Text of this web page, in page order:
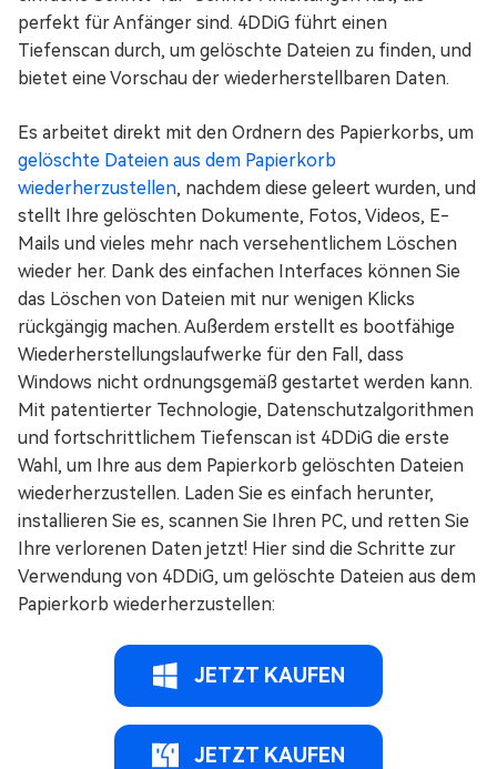
perfekt für Anfänger sind. 4DDiG führt einen
Tiefenscan durch, um gelöschte Dateien zu finden, und
bietet eine Vorschau der wiederherstellbaren Daten.
Es arbeitet direkt mit den Ordnern des Papierkorbs, um
gelöschte Dateien aus dem Papierkorb
wiederherzustellen, nachdem diese geleert wurden, und
stellt Ihre gelöschten Dokumente, Fotos, Videos, E-
Mails und vieles mehr nach versehentlichem Löschen
wieder her. Dank des einfachen Interfaces können Sie
das Löschen von Dateien mit nur wenigen Klicks
rückgängig machen. Außerdem erstellt es bootfähige
Wiederherstellungslaufwerke für den Fall, dass
Windows nicht ordnungsgemäß gestartet werden kann.
Mit patentierter Technologie, Datenschutzalgorithmen
und fortschrittlichem Tiefenscan ist 4DDiG die erste
Wahl, um Ihre aus dem Papierkorb gelöschten Dateien
wiederherzustellen. Laden Sie es einfach herunter,
installieren Sie es, scannen Sie Ihren PC, und retten Sie
Ihre verlorenen Daten jetzt! Hier sind die Schritte zur
Verwendung von 4DDiG, um gelöschte Dateien aus dem
Papierkorb wiederherzustellen:
JETZT KAUFEN
JETZT KAUFEN